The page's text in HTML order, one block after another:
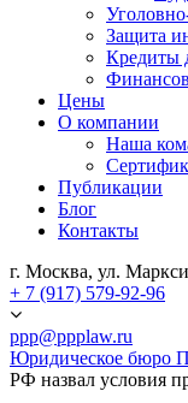
Защита
Кредиты
Цены
О компании
Наша
Публикации
Блог
Контакты
г. Москва, ул.
+ 7 (917) 579-92-96
ppp@ppplaw.ru
Юридическое бюро
РФ назвал условия